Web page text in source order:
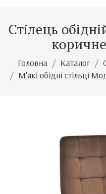
Стілець
Головна Каталог
М'які обідні стільці